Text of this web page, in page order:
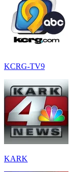
KCRG-TV9
KARK